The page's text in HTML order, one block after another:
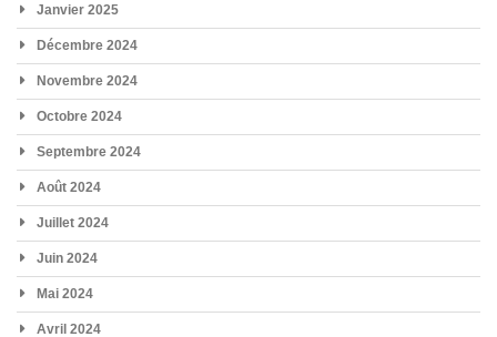
Janvier 2025
Décembre 2024
Novembre 2024
Octobre 2024
Septembre 2024
Août 2024
Juillet 2024
Juin 2024
Mai 2024
Avril 2024